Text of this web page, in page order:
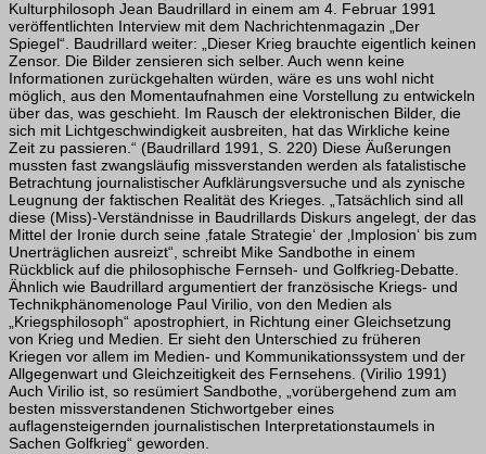
Kulturphilosoph Jean Baudrillard in einem am 4. Februar 1991
veröffent­lichten Interview mit dem Nachrichtenmagazin „Der
Spiegel“. Baudrillard weiter: „Dieser Krieg brauchte eigentlich keinen
Zensor. Die Bilder zensieren sich selber. Auch wenn keine
Informationen zurückgehalten würden, wäre es uns wohl nicht
möglich, aus den Momentaufnahmen eine Vorstellung zu entwickeln
über das, was geschieht. Im Rausch der elektronischen Bilder, die
sich mit Lichtgeschwindigkeit ausbreiten, hat das Wirkliche keine
Zeit zu passieren.“ (Baudrillard 1991, S. 220) Diese Äußerungen
mussten fast zwangsläufig missverstanden werden als fatalistische
Betrachtung journalistischer Aufklärungsversuche und als zynische
Leugnung der faktischen Realität des Krieges. „Tatsächlich sind all
diese (Miss)-Verständnisse in Baudrillards Diskurs angelegt, der das
Mittel der Ironie durch seine ‚fatale Strategie‘ der ‚Implosion‘ bis zum
Unerträglichen ausreizt“, schreibt Mike Sandbothe in einem
Rückblick auf die philosophische Fernseh- und Golfkrieg-Debatte.
Ähnlich wie Baudrillard argumentiert der französische Kriegs- und
Technikphänomenologe Paul Virilio, von den Medien als
„Kriegsphilosoph“ apostrophiert, in Richtung einer Gleichsetzung
von Krieg und Medien. Er sieht den Unterschied zu früheren
Kriegen vor allem im Medien- und Kommunikationssystem und der
Allgegenwart und Gleichzeitigkeit des Fernsehens. (Virilio 1991)
Auch Virilio ist, so resümiert Sandbothe, „vorübergehend zum am
besten missverstandenen Stichwortgeber eines
auflagensteigernden journalistischen Interpretationstaumels in
Sachen Golfkrieg“ geworden.